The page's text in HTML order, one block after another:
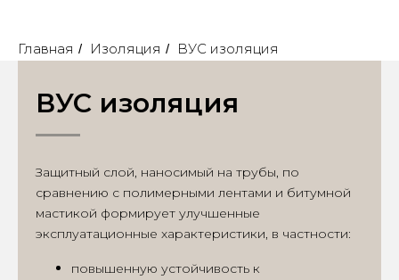
Главная / Изоляция / ВУС изоляция
ВУС изоляция
Защитный слой, наносимый на трубы, по
сравнению с полимерными лентами и битумной
мастикой формирует улучшенные
эксплуатационные характеристики, в частности:
повышенную устойчивость к